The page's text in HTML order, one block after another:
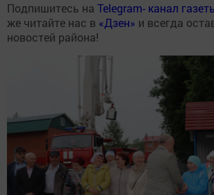
Подпишитесь на Telegram- канал
же читайте нас в «Дзен» и всегда
новостей района!